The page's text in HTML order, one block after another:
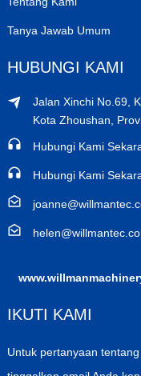
Tanya Jawab Umum
HUBUNGI KAMI
Jalan Xinchi No.69,
Kota Zhoushan,
Hubungi Kami
Hubungi Kami
IKUTI KAMI
Untuk pertanyaan